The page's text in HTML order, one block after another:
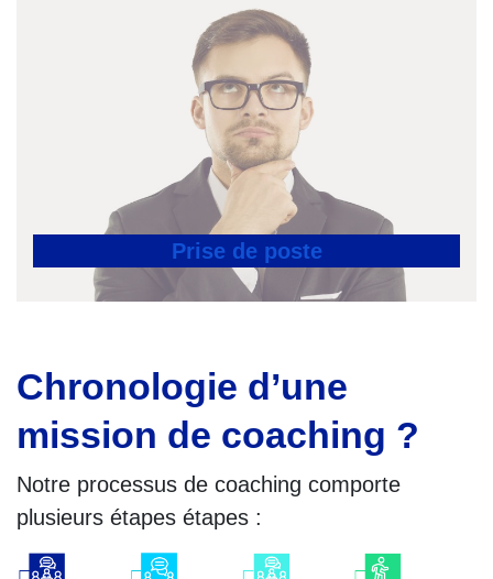
Prise de poste
Chronologie d’une
mission de coaching ?
Notre processus de coaching comporte
plusieurs étapes étapes :